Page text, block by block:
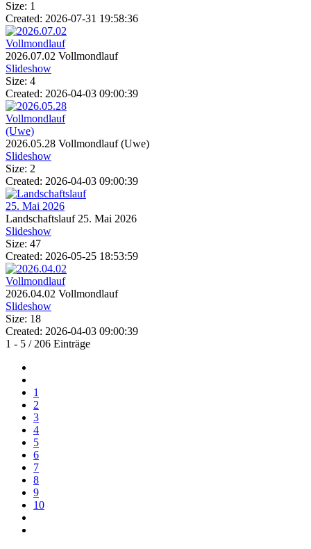
Size: 1
Created: 2026-07-31 19:58:36
2026.07.02 Vollmondlauf
Slideshow
Size: 4
Created: 2026-04-03 09:00:39
2026.05.28 Vollmondlauf (Uwe)
Slideshow
Size: 2
Created: 2026-04-03 09:00:39
Landschaftslauf 25. Mai 2026
Slideshow
Size: 47
Created: 2026-05-25 18:53:59
2026.04.02 Vollmondlauf
Slideshow
Size: 18
Created: 2026-04-03 09:00:39
1 - 5 / 206 Einträge
1
2
3
4
5
6
7
8
9
10